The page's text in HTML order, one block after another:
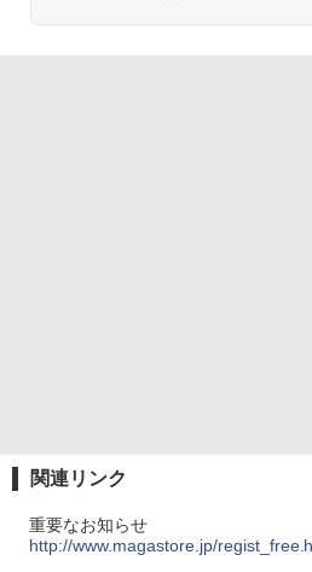
関連リンク
重要なお知らせ
http://www.magastore.jp/